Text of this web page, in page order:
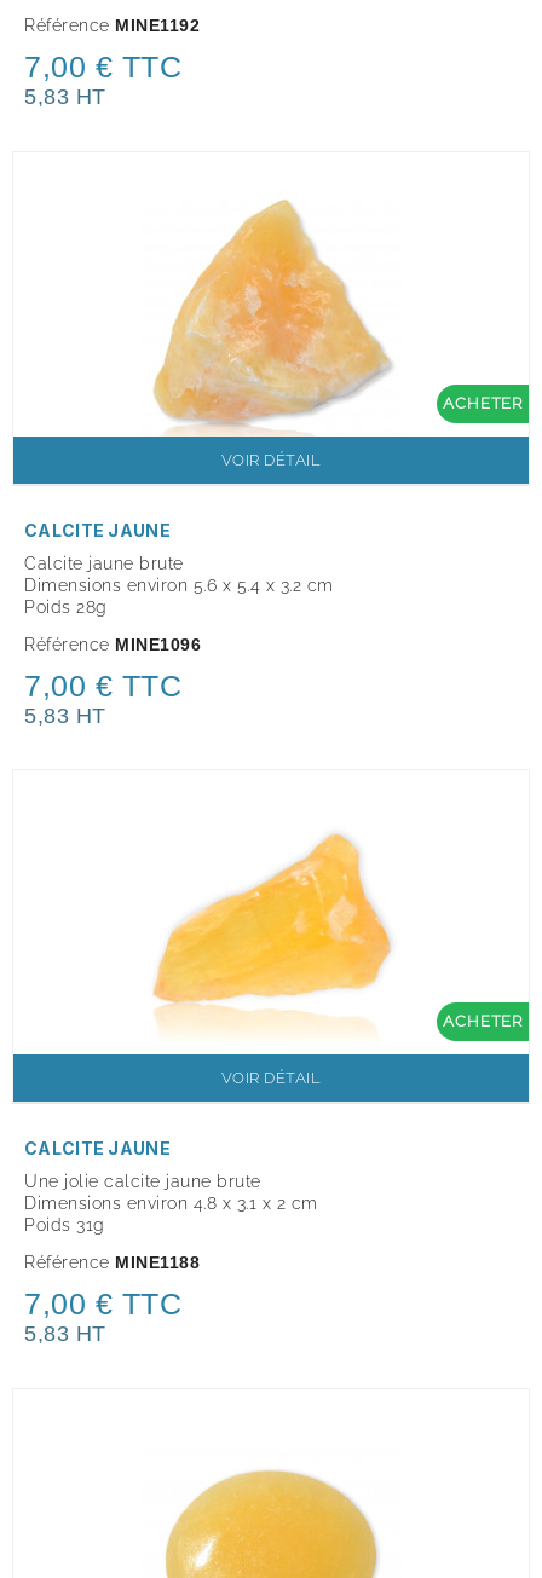
Référence MINE1192
7,00 € TTC
5,83 HT
ACHETER
VOIR DÉTAIL
CALCITE JAUNE
Calcite jaune brute
Dimensions environ 5.6 x 5.4 x 3.2 cm
Poids 28g
Référence MINE1096
7,00 € TTC
5,83 HT
ACHETER
VOIR DÉTAIL
CALCITE JAUNE
Une jolie calcite jaune brute
Dimensions environ 4.8 x 3.1 x 2 cm
Poids 31g
Référence MINE1188
7,00 € TTC
5,83 HT